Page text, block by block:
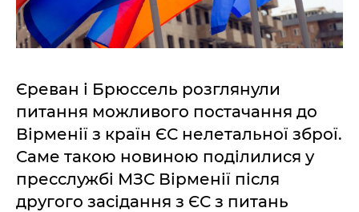
Єреван і Брюссель розглянули
питання можливого постачання до
Вірменії з країн ЄС нелетальної зброї.
Саме такою новиною поділилися у
пресслужбі МЗС Вірменії після
другого засідання з ЄС з питань